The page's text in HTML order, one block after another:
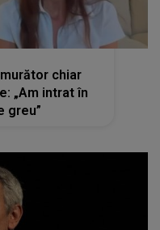
chiar
„Am intrat în
greu”